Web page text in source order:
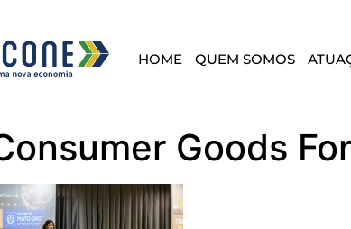
HOME QUEM SOMOS
Goods